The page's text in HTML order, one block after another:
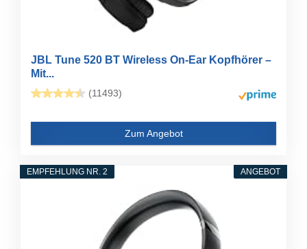
JBL Tune 520 BT Wireless On-Ear Kopfhörer –
Mit...
(11493)
Zum Angebot
ANGEBOT
EMPFEHLUNG NR. 2